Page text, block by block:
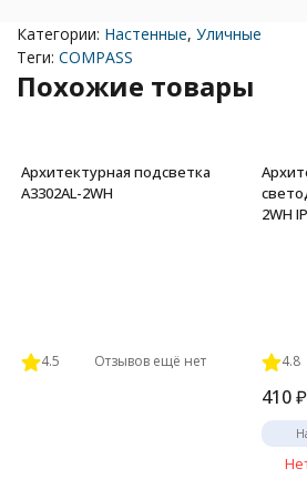
Категории: Настенные, Уличные
Теги: COMPASS
Похожие товары
Архитектурная подсветка
A3302AL-2WH
4.5 Отзывов ещё нет
2WH
4.8
410 ₽